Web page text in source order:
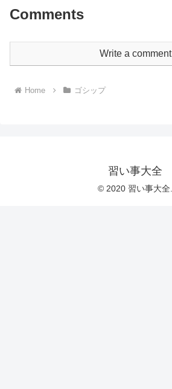
Comments
Write a comment
Home ゴシップ
習い事大全
© 2020 習い事大全.